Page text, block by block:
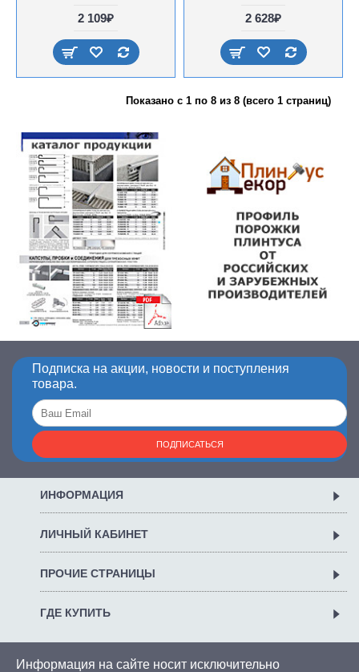
2 109₽
2 628₽
Показано с 1 по 8 из 8 (всего 1 страниц)
Подписка на акции, новости и поступления
товара.
ПОДПИСАТЬСЯ
ИНФОРМАЦИЯ
ЛИЧНЫЙ КАБИНЕТ
ПРОЧИЕ СТРАНИЦЫ
ГДЕ КУПИТЬ
Информация на сайте носит исключительно